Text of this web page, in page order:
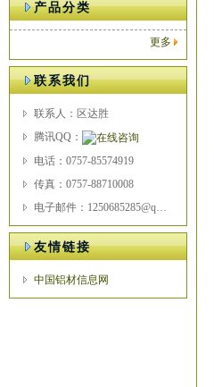
产品分类
更多
联系我们
联系人：区达胜
腾讯QQ：
电话：0757-85574919
传真：0757-88710008
电子邮件：1250685285@qq.com
友情链接
中国铝材信息网